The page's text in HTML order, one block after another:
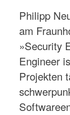
Philipp
am
»Security
Engineer
Projekten